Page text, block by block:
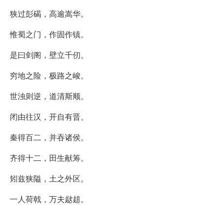
狭过彭碣，高逾嵩华。
惟蜀之门，作固作镇。
是曰剑阁，壁立千仞。
穷地之险，极路之峻。
世浊则逆，道清斯顺。
闭由往汉，开自有晋。
秦得百二，并吞诸侯。
齐得十二，田生献筹。
矧兹狭隘，土之外区。
一人荷戟，万夫趑趄。